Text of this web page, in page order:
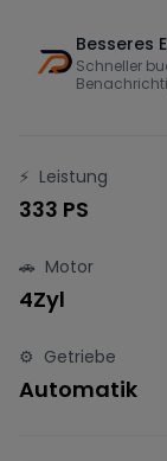
Besseres
Schneller
⚡ Leistung
333 PS
🚗 Motor
4Zyl
⚙️ Getriebe
Automatik